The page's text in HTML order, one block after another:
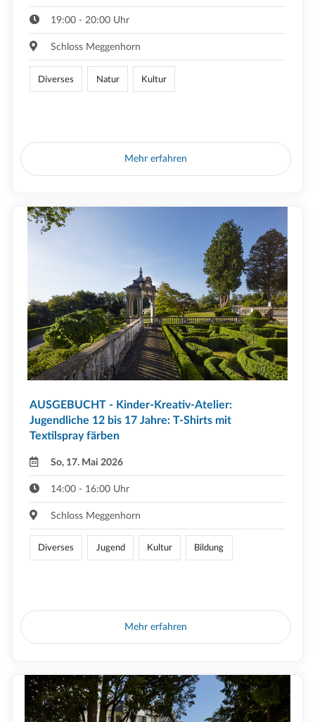
19:00 - 20:00 Uhr
Schloss Meggenhorn
Diverses Natur Kultur
Mehr erfahren
AUSGEBUCHT - Kinder-Kreativ-Atelier:
Jugendliche 12 bis 17 Jahre: T-Shirts mit
Textilspray färben
So, 17. Mai 2026
14:00 - 16:00 Uhr
Schloss Meggenhorn
Diverses Jugend Kultur Bildung
Mehr erfahren